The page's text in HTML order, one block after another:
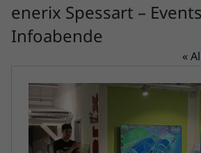
enerix Spessart –
Infoabende
«